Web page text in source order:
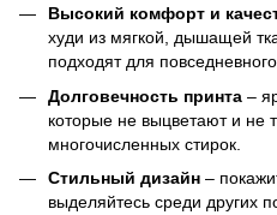
Высокий комфорт и
худи из мягкой, дышащей
подходят для
Долговечность принта –
которые не выцветают и не
многочисленных стирок.
Стильный дизайн –
выделяйтесь среди других